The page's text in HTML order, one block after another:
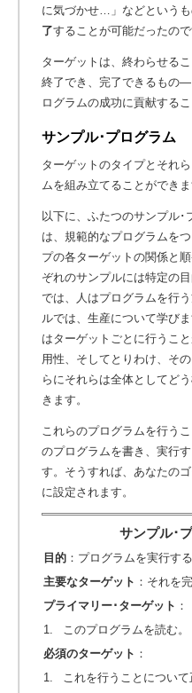
に気づかせ…」などという
了することが可能だったので
ターゲットは、終わらせる
終了でき、完了できるもの
ログラムの成功に貢献するこ
サンプル･プログラム
ターゲットのタイプとそれ
ムを組み立てることができま
以下に、ふたつのサンプル･
は、規範的なプログラムを
プの各ターゲットの関係と
ぞれのサンプルには特定の
では、人はプログラムを行
ルでは、生産について学び
はターゲットごとに行うこ
用性、そしてとりわけ、そ
らにそれらは全体としてど
きます。
これらのプログラムを行う
のプログラムを書き、実行
す。そうすれば、あなたの
に設定されます。
サンプル･
目的 ：プログラムを実行す
主要なターゲット ：それを
プライマリー･ターゲット ：
1.
このプログラムを読む。
必須のターゲット ：
1.
これを行うことについて